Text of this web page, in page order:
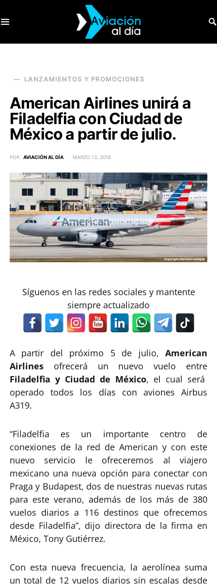
LANZAMIENTOS Y PROMOCIONES
American Airlines unirá a
Filadelfia con Ciudad de
México a partir de julio.
POR AVIACIÓN AL DÍA MARZO 13, 2018
Síguenos en las redes sociales y mantente
siempre actualizado
A partir del próximo 5 de julio, American
Airlines ofrecerá un nuevo vuelo entre
Filadelfia y Ciudad de México, el cual será
operado todos los días con aviones Airbus
A319.
“Filadelfia es un importante centro de
conexiones de la red de American y con este
nuevo servicio le ofreceremos al viajero
mexicano una nueva opción para conectar con
Praga y Budapest, dos de nuestras nuevas rutas
para este verano, además de los más de 380
vuelos diarios a 116 destinos que ofrecemos
desde Filadelfia”, dijo directora de la firma en
México, Tony Gutiérrez.
Con esta nueva frecuencia, la aerolínea suma
un total de 12 vuelos diarios sin escalas desde